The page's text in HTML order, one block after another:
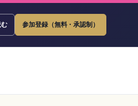
む 参加登録（無料・承認制）